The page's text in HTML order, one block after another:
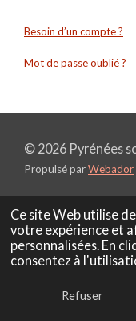
Ce site Web utilise
votre expérience et
personnalisées. En
consentez à
Refuser
Besoin d’un compte ?
Mot de passe oublié ?
© 2026 Pyrénées
Propulsé parWebador
E-mail